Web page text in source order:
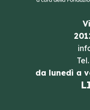
Tel.
da lunedì a